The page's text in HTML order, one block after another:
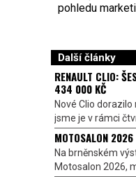
pohledu
Další články
RENAULT CLIO:
434 000 KČ
Nové Clio
jsme je v rámci
MOTOSALON 2026
Na brněnském
Motosalon 2026,